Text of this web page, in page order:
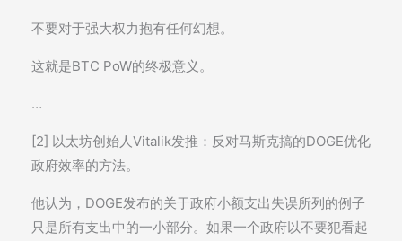
不要对于强大权力抱有任何幻想。
这就是BTC PoW的终极意义。
…
[2] 以太坊创始人Vitalik发推：反对马斯克搞的DOGE优化
政府效率的方法。
他认为，DOGE发布的关于政府小额支出失误所列的例子
只是所有支出中的一小部分。如果一个政府以不要犯看起